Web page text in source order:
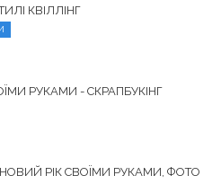
КВІЛЛІНГ
РУКАМИ - СКРАПБУКІНГ
РІК СВОЇМИ РУКАМИ, ФОТО